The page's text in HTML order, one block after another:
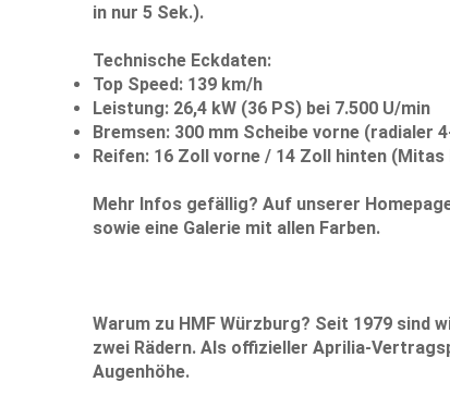
in nur 5 Sek.).
Technische Eckdaten:
Top Speed:139 km/h
Leistung:26,4 kW (36 PS) bei 7.500 U/min
Bremsen:300 mm Scheibe vorne (radialer
Reifen:16 Zoll vorne / 14 Zoll hinten (Mitas
Mehr Infos gefällig? Auf unserer
sowie eine Galerie mit allen Farben.
Warum zu HMF Würzburg? Seit 1979 sind
zwei Rädern. Als offizieller Aprilia-
Augenhöhe.